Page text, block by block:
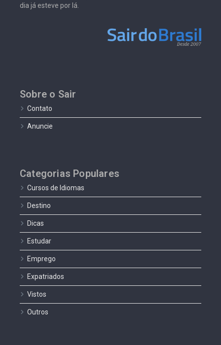
dia já esteve por lá.
Sobre o Sair
Contato
Anuncie
Categorias Populares
Cursos de Idiomas
Destino
Dicas
Estudar
Emprego
Expatriados
Vistos
Outros